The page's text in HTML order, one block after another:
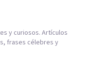
y curiosos. Artículos
frases célebres y